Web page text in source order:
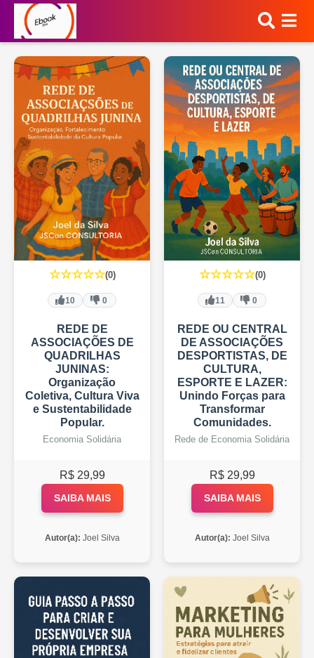
☆☆☆☆☆(0)
10 0
REDE DE
ASSOCIAÇÕES DE
QUADRILHAS
JUNINAS:
Organização
Coletiva, Cultura Viva
e Sustentabilidade
Popular.
Economia Solidária
R$ 29,99
SAIBA MAIS
Autor(a): Joel Silva
☆☆☆☆☆(0)
11 0
REDE OU CENTRAL
DE ASSOCIAÇÕES
DESPORTISTAS, DE
CULTURA,
ESPORTE E LAZER:
Unindo Forças para
Transformar
Comunidades.
Rede de Economia Solidária
R$ 29,99
SAIBA MAIS
Autor(a): Joel Silva